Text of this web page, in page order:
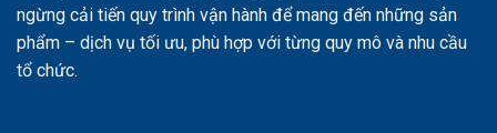
ngừng cải tiến quy trình vận hành để mang đến những sản
phẩm – dịch vụ tối ưu, phù hợp với từng quy mô và nhu cầu
tổ chức.